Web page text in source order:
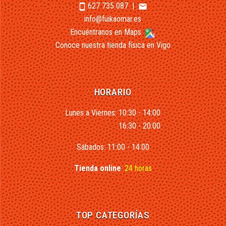
smartphone627 735 087|email
info@fuikaomar.es
Encuéntranos en Maps
Conoce nuestra tienda física en Vigo
HORARIO
Lunes a Viernes: 10:30 - 14:00
16:30 - 20:00
Sábados: 11:00 - 14:00
Tienda online:24 horas
TOP CATEGORÍAS